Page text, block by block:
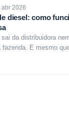
abr 2026
diesel: como
da distribuidora
fazenda. E mesmo